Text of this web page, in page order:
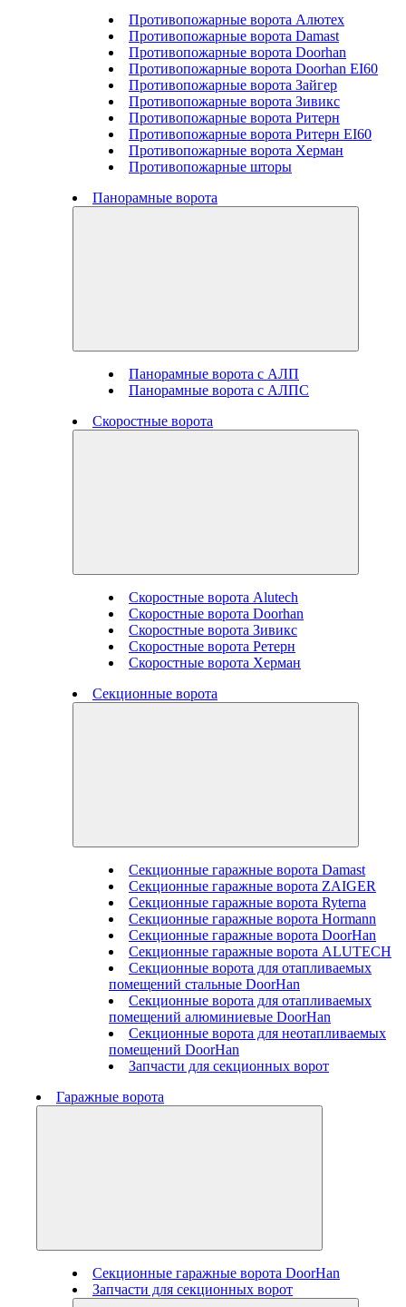
Противопожарные ворота Алютех
Противопожарные ворота Damast
Противопожарные ворота Doorhan
Противопожарные ворота Doorhan EI60
Противопожарные ворота Зайгер
Противопожарные ворота Зивикс
Противопожарные ворота Ритерн
Противопожарные ворота Ритерн EI60
Противопожарные ворота Херман
Противопожарные шторы
Панорамные ворота
Панорамные ворота с АЛП
Панорамные ворота с АЛПС
Скоростные ворота
Скоростные ворота Alutech
Скоростные ворота Doorhan
Скоростные ворота Зивикс
Скоростные ворота Ретерн
Скоростные ворота Херман
Секционные ворота
Секционные гаражные ворота Damast
Секционные гаражные ворота ZAIGER
Секционные гаражные ворота Ryterna
Секционные гаражные ворота Hormann
Секционные гаражные ворота DoorHan
Секционные гаражные ворота ALUTECH
Секционные ворота для отапливаемых
помещений стальные DoorHan
Секционные ворота для отапливаемых
помещений алюминиевые DoorHan
Секционные ворота для неотапливаемых
помещений DoorHan
Запчасти для секционных ворот
Гаражные ворота
Секционные гаражные ворота DoorHan
Запчасти для секционных ворот